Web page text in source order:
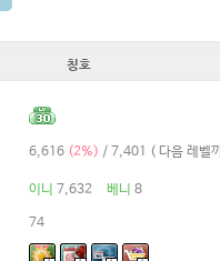
칭호
6,616 (2%) / 7,401 ( 다음 레벨
이니 7,632 베니 8
74